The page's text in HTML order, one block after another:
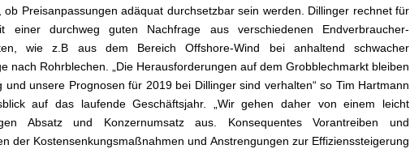
ob Preisanpassungen adäquat durchsetzbar sein werden. Dillinger rechnet für
einer durchweg guten Nachfrage aus verschiedenen Endverbraucher-
wie z.B aus dem Bereich Offshore-Wind bei anhaltend schwacher
nach Rohrblechen. „Die Herausforderungen auf dem Grobblechmarkt bleiben
und unsere Prognosen für 2019 bei Dillinger sind verhalten“ so Tim Hartmann
auf das laufende Geschäftsjahr. „Wir gehen daher von einem leicht
Absatz und Konzernumsatz aus. Konsequentes Vorantreiben und
der Kostensenkungsmaßnahmen und Anstrengungen zur Effizienssteigerung